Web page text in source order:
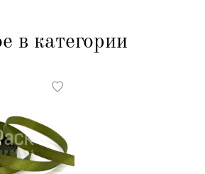
в категории